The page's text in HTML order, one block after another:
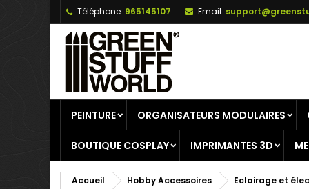
Téléphone: 965145107 Email:
PEINTURE ORGANISATEURS MODULAIRES
BOUTIQUE COSPLAY IMPRIMANTES 3D
Accueil Hobby Accessoires Eclairage et